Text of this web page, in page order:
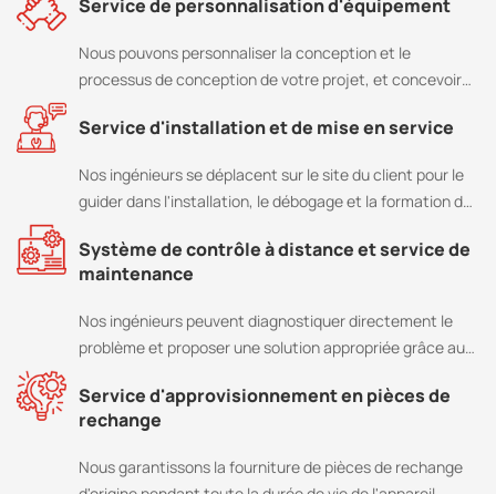
Service de personnalisation d'équipement
Nous pouvons personnaliser la conception et le
processus de conception de votre projet, et concevoir
particuliers.
Service d'installation et de mise en service
Nos ingénieurs se déplacent sur le site du client pour le
guider dans l'installation, le débogage et la formation des
Système de contrôle à distance et service de
maintenance
Nos ingénieurs peuvent diagnostiquer directement le
problème et proposer une solution appropriée grâce au
Service d'approvisionnement en pièces de
rechange
Nous garantissons la fourniture de pièces de rechange